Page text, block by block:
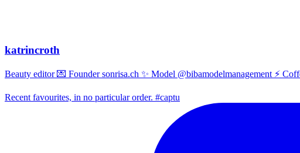
katrincroth
Beauty editor 💌 Founder sonrisa.ch ✨ Model @bibamodelmanagement ⚡
Recent favourites, in no particular order. #captu